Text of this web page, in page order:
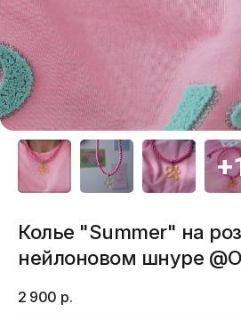
Колье "Summer" на
нейлоновом шнуре
2 900 р.